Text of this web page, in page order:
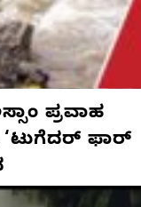
ಪ್ರವಾಹ
‘ಟುಗೆದರ್ ಫಾರ್